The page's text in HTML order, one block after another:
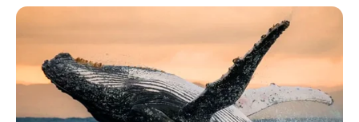
Isso quer dizer que, os itens que já temos em